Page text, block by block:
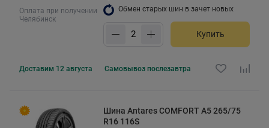
Оплата при получении
Челябинск
Обмен старых шин в зачет новых
Купить
Доставим 12 августа Самовывоз послезавтра
Шина Antares COMFORT A5 265/75
R16 116S